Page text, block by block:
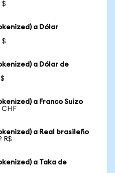
$
a Dólar
$
a Dólar de
a Franco Suizo
CHF
a Real brasileño
R$
a Taka de